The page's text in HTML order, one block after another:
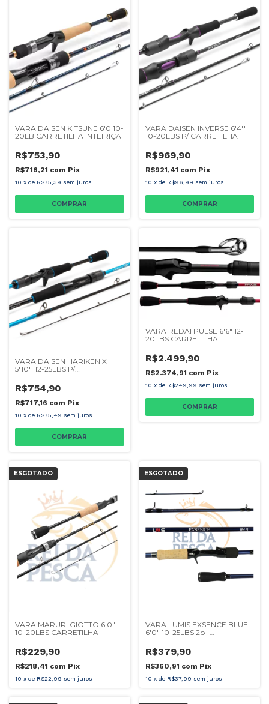
VARA DAISEN KITSUNE 6'0 10-
20LB CARRETILHA INTEIRIÇA
R$753,90
R$716,21 com Pix
10 x de R$75,39 sem juros
VARA DAISEN INVERSE 6'4''
10-20LBS P/ CARRETILHA
R$969,90
R$921,41 com Pix
10 x de R$96,99 sem juros
VARA DAISEN HARIKEN X
5'10'' 12-25LBS P/
R$754,90
R$717,16 com Pix
10 x de R$75,49 sem juros
VARA REDAI PULSE 6'6" 12-
20LBS CARRETILHA
R$2.499,90
R$2.374,91 com Pix
10 x de R$249,99 sem juros
ESGOTADO
VARA MARURI GIOTTO 6'0"
10-20LBS CARRETILHA
R$229,90
R$218,41 com Pix
10 x de R$22,99 sem juros
ESGOTADO
VARA LUMIS EXSENCE BLUE
6'0" 10-25LBS 2p -
R$379,90
R$360,91 com Pix
10 x de R$37,99 sem juros